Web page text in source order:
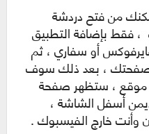
من فتح دردشة
فقط بإضافة التطبيق
أو سفاري ، ثم
صفحتك ، بعد ذلك سوف
موقع ، ستظهر صفحة
أسفل الشاشة ،
وأنت خارج الفيسبوك .